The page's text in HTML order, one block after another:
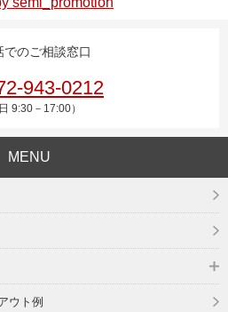
でのご相談窓口
943-0212
日 9:30－17:00）
MENU
ウト例